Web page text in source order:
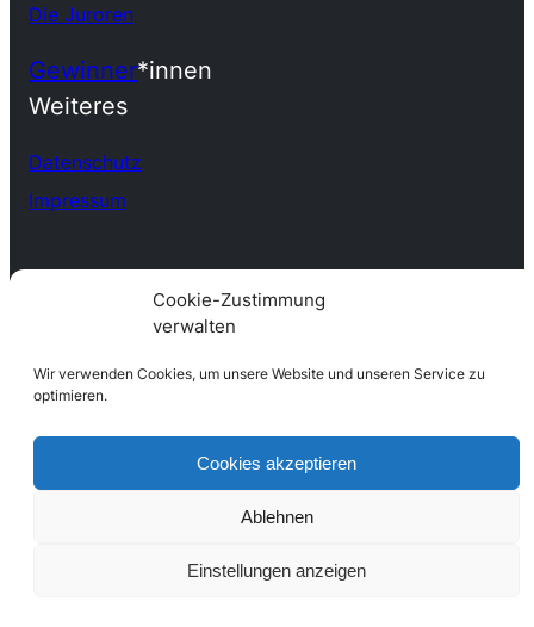
Cookie-Zustimmung
verwalten
Wir verwenden Cookies, um unsere Website und unseren Service zu
optimieren.
Cookies akzeptieren
Ablehnen
Einstellungen anzeigen
Die Juroren
Gewinner*innen
Weiteres
Datenschutz
Impressum